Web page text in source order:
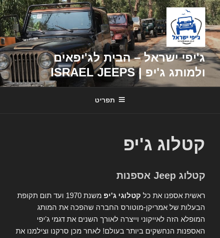
דילוג
לתוכן
ג'יפי ישראל – הבית לג'יפאים
ולמותג ג'יפ | ISRAEL JEEPS
תפריט
קטלוג ג'יפ
קטלוג Jeep אספנות
ראשית אספנו את כל קטלוגי ג'יפ
משנת 1970 ועד תום תקופת
הבעלות של אמריקן-מוטורס החברה שהפכה את המותג
המופלא הזה לאייקוני וייצרה לאורך השנים את דגמי ג'יפי
האספנות הנחשקים ביותר בעולם! לאחר מכן סרקנו וצילמנו את